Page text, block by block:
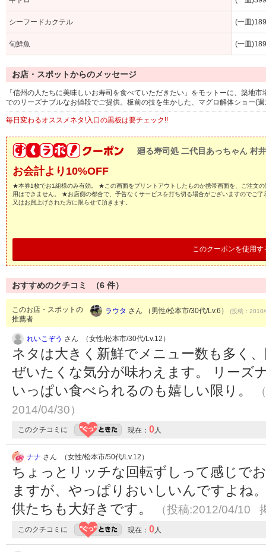
シーフードカクテル (一皿
旬鮮魚 (一皿
お店・スポットからのメッセージ
「信州の人たちに美味しいお寿司を食べていただきたい」をモットーに、築地
でのリーズナブルなお値段でご提供。板前の技を生かした、マグロ解体ショー(
毎日変わるオススメネタ!入口の黒板は要チェック!!
廻る寿司処 二代目あっちゃん 村
お会計より10%OFF
★本券1枚でお1組様のみ有効。 ★この画面をプリントアウトしたものか携帯画面を、ご注文
用はできません。 ★お店側の都合で、予告なくサービスを打ち切る場合がございますのでご
又はお買上げされた方に限らせて頂きます。
このクーポンを使用す
おすすめのクチコミ （6 件）
このお店・スポットの
推薦者
ラウタ さん （男性/松本市/30代/Lv.6） (投稿：
れいこぞう さん （女性/松本市/30代/Lv.12）
ネタは大きく新鮮でメニュー数も多く
ぜいたくな気分が味わえます。 リーズ
いっぱい食べられるのも嬉しい限り。
2014/04/30）
このクチコミに 現在： 0人
ナナ さん （女性/松本市/50代/Lv.12）
ちょっとリッチな回転ずしって感じで
ますが、やっぱりおいしいんですよね
供たちも大好きです。
（投稿:2012/04/10
このクチコミに 現在： 0人